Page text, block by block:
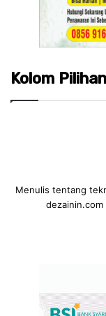
Kolom Pilihan
Menulis tentang